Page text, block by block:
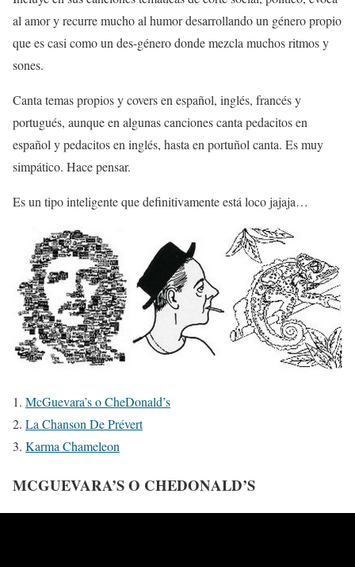
al amor y recurre mucho al humor desarrollando un género propio
que es casi como un des-género donde mezcla muchos ritmos y
sones.
Canta temas propios y covers en español, inglés, francés y
portugués, aunque en algunas canciones canta pedacitos en
español y pedacitos en inglés, hasta en portuñol canta. Es muy
simpático. Hace pensar.
Es un tipo inteligente que definitivamente está loco jajaja…
1. McGuevara’s o CheDonald’s
2. La Chanson De Prévert
3. Karma Chameleon
MCGUEVARA’S O CHEDONALD’S